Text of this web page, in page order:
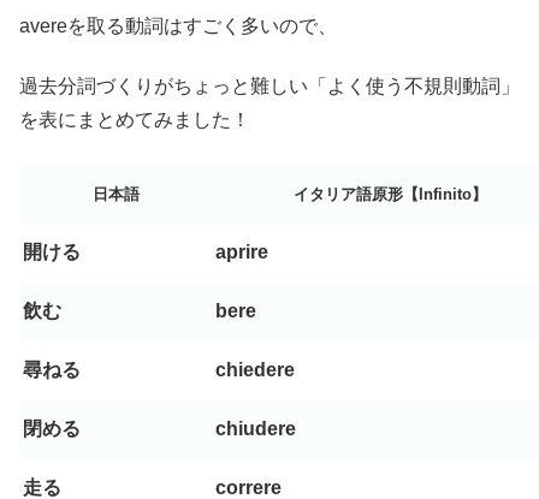
avereを取る動詞はすごく多いので、
過去分詞づくりがちょっと難しい「よく使う不規則動詞」
を表にまとめてみました！
日本語 イタリア語原形【Infinito】
開ける aprire
飲む bere
尋ねる chiedere
閉める chiudere
走る correre